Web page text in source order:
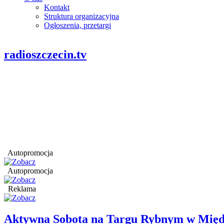
Kontakt
Struktura organizacyjna
Ogłoszenia, przetargi
radioszczecin.tv
Autopromocja
Autopromocja
Reklama
Aktywna Sobota na Targu Rybnym w